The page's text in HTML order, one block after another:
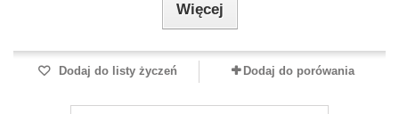
Więcej
Dodaj do listy życzeń Dodaj do porówania